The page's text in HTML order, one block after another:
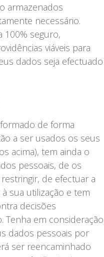
armazenados
necessário.
100% seguro,
viáveis para
dados seja efectuado
de forma
a ser usados os seus
acima), tem ainda o
pessoais, de os
de efectuar a
sua utilização e tem
decisões
Tenha em consideração
dados pessoais por
ser reencaminhado